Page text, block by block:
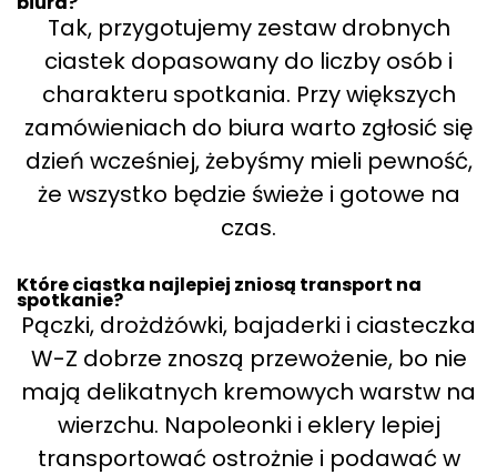
Tak, przygotujemy zestaw drobnych
ciastek dopasowany do liczby osób i
charakteru spotkania. Przy większych
zamówieniach do biura warto zgłosić się
dzień wcześniej, żebyśmy mieli pewność,
że wszystko będzie świeże i gotowe na
czas.
Które ciastka najlepiej zniosą transport na
spotkanie?
Pączki, drożdżówki, bajaderki i ciasteczka
W-Z dobrze znoszą przewożenie, bo nie
mają delikatnych kremowych warstw na
wierzchu. Napoleonki i eklery lepiej
transportować ostrożnie i podawać w